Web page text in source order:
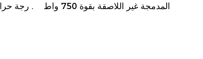
درجة
المدمجة غير اللاصقة بقوة 750 واط